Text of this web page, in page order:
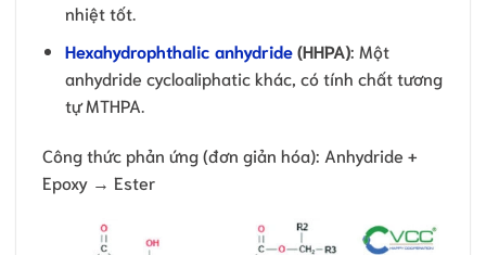
nhiệt tốt.
Hexahydrophthalic anhydride(HHPA): Một
anhydride cycloaliphatic khác, có tính chất tương
tự MTHPA.
Công thức phản ứng (đơn giản hóa): Anhydride +
Epoxy → Ester